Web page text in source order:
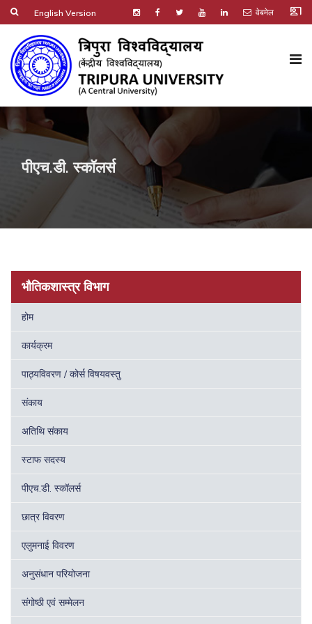
English Version वेबमेल co_present
पीएच.डी. स्कॉलर्स
भौतिकशास्त्र विभाग
होम
कार्यक्रम
पाठ्यविवरण / कोर्स विषयवस्तु
संकाय
अतिथि संकाय
स्टाफ सदस्य
पीएच.डी. स्कॉलर्स
छात्र विवरण
एलुमनाई विवरण
अनुसंधान परियोजना
संगोष्ठी एवं सम्मेलन